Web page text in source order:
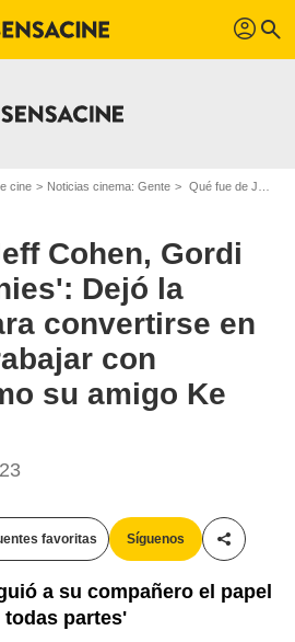
profil search
cine Noticias cinema: Gente Qué fue de Jeff Cohen, Gordi de 'Los Goonies': Dejó la actuación para convertirse en abogado y trabajar con famosos como su amigo Ke Huy Quan
Cohen, Gordi
Dejó la
convertirse en
con
su amigo Ke
favoritas Síguenos
a su compañero el papel
todas partes'